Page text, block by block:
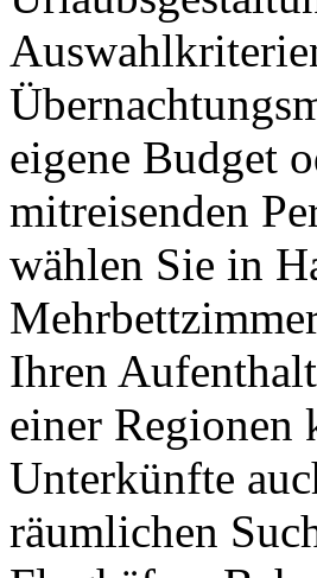
eigene Budget
mitreisenden
wählen Sie in
Ihren
einer Regionen
Unterkünfte
räumlichen